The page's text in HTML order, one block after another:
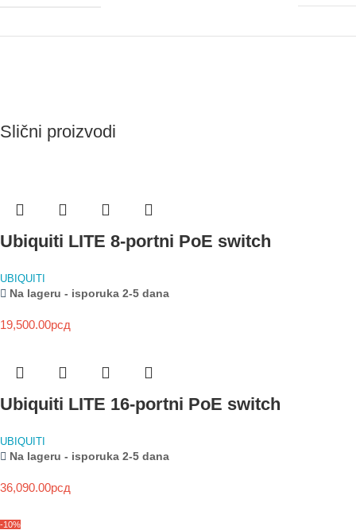
Slični proizvodi
Ubiquiti LITE 8-portni PoE switch
UBIQUITI
Na lageru - isporuka 2-5 dana
19,500.00рсд
Ubiquiti LITE 16-portni PoE switch
UBIQUITI
Na lageru - isporuka 2-5 dana
36,090.00рсд
-10%